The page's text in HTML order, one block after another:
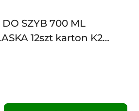
SZYB 700 ML
12szt karton K2
5906534941404